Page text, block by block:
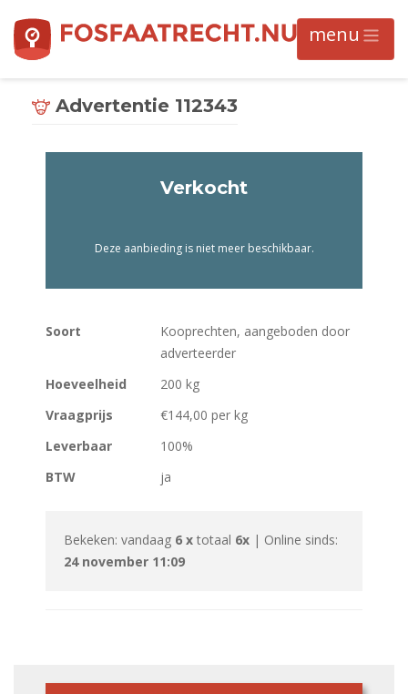
Advertentie 112343
Soort
Kooprechten, aangeboden door
adverteerder
Hoeveelheid
200 kg
Vraagprijs
€144,00 per kg
Leverbaar
100%
BTW
ja
Bekeken: vandaag 6 x totaal 6x | Online sinds:
24 november 11:09
Verkocht
Deze aanbieding is niet meer beschikbaar.